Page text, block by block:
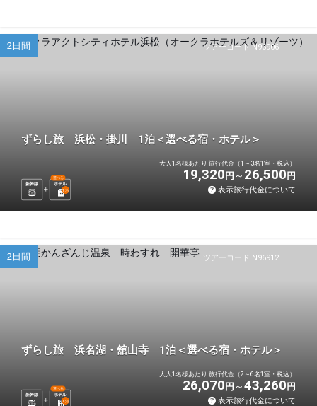
ツアーコード N96906
2日間
ずらし旅 浜松・掛川 1泊＜選べる宿・ホテル＞
新幹線 ホテル
選べる
1 泊
大人1名様あたり 旅行代金（1～3名1室・税込）
19,320 円 26,500 円
表示旅行代金について
ツアーコード N96912
2日間
ずらし旅 浜名湖・舘山寺 1泊＜選べる宿・ホテル＞
新幹線 ホテル
選べる
1 泊
大人1名様あたり 旅行代金（2～6名1室・税込）
26,070 円 43,260 円
表示旅行代金について